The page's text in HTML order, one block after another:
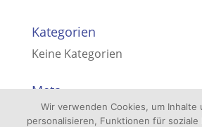
Kategorien
Keine Kategorien
Meta
Anmelden
Wir verwenden Cookies, um Inhalte
personalisieren, Funktionen für